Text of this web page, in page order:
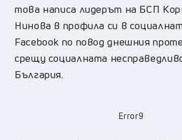
това написа лидерът на БСП
Нинова в профила си в
Facebook по повод днешния
срещу социалната
България.
Error9